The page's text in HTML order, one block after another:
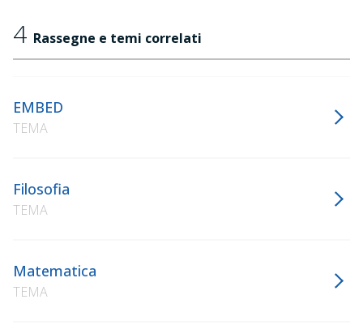
4 Rassegne e temi correlati
EMBED
TEMA
Filosofia
TEMA
Matematica
TEMA